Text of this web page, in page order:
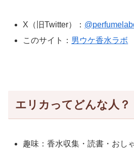
X（旧Twitter）：
このサイト： 男ウケ香水ラボ
エリカってどんな人？
趣味：香水収集・読書・おし